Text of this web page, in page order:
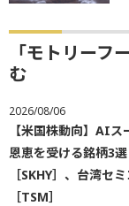
「モトリーフ
む
2026/08/06
【米国株動向】AI
恩恵を受ける銘柄3
［SKHY］、台湾セ
［TSM］